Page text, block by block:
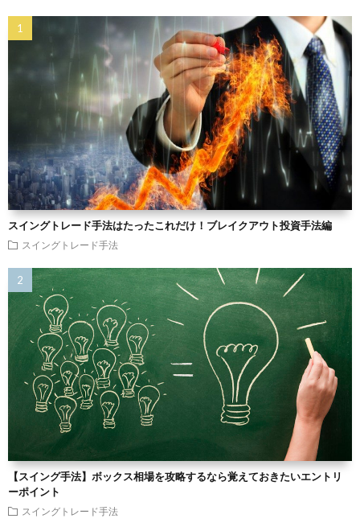
スイングトレード手法はたったこれだけ！ブレイクアウト投資手法編
スイングトレード手法
【スイング手法】ボックス相場を攻略するなら覚えておきたいエントリ
ーポイント
スイングトレード手法